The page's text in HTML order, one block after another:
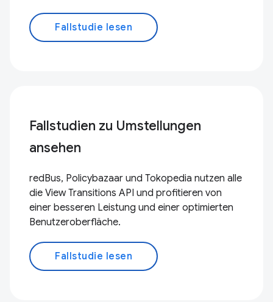
Fallstudie lesen
Fallstudien zu Umstellungen
ansehen
redBus, Policybazaar und Tokopedia nutzen alle
die View Transitions API und profitieren von
einer besseren Leistung und einer optimierten
Benutzeroberfläche.
Fallstudie lesen